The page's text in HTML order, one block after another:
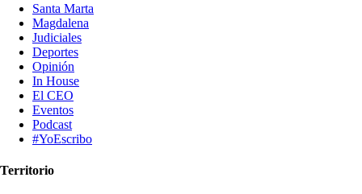
Santa Marta
Magdalena
Judiciales
Deportes
Opinión
In House
El CEO
Eventos
Podcast
#YoEscribo
Territorio